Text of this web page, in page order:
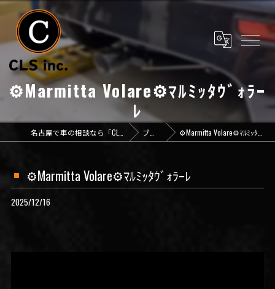
⚙️Marmitta Volare⚙️ﾏﾙﾐｯﾀｳﾞｫﾗｰ
ﾚ
ブログ ⚙️Marmitta Volare⚙️ﾏﾙﾐｯﾀｳﾞｫﾗｰﾚ
⚙️Marmitta Volare⚙️ﾏﾙﾐｯﾀｳﾞｫﾗｰﾚ
2025/12/16